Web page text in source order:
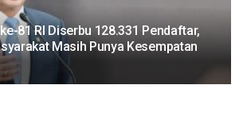
81 RI Diserbu 128.331 Pendaftar,
Masih Punya Kesempatan